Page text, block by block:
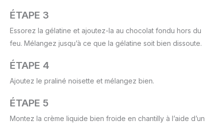
ÉTAPE 3
Essorez la gélatine et ajoutez-la au chocolat fondu hors du
feu. Mélangez jusqu’à ce que la gélatine soit bien dissoute.
ÉTAPE 4
Ajoutez le praliné noisette et mélangez bien.
ÉTAPE 5
Montez la crème liquide bien froide en chantilly à l’aide d’un